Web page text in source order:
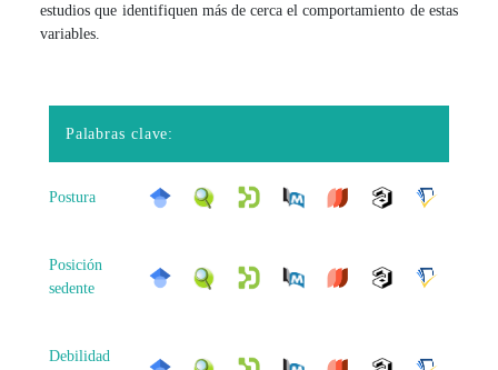
estudios que identifiquen más de cerca el comportamiento de estas
variables.
Palabras clave:
Postura
Posición
sedente
Debilidad